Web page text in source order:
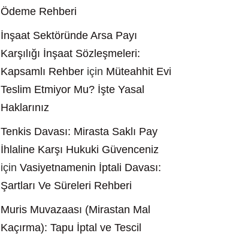
Ödeme Rehberi
İnşaat Sektöründe Arsa Payı
Karşılığı İnşaat Sözleşmeleri:
Kapsamlı Rehber için Müteahhit Evi
Teslim Etmiyor Mu? İşte Yasal
Haklarınız
Tenkis Davası: Mirasta Saklı Pay
İhlaline Karşı Hukuki Güvenceniz
için Vasiyetnamenin İptali Davası:
Şartları Ve Süreleri Rehberi
Muris Muvazaası (Mirastan Mal
Kaçırma): Tapu İptal ve Tescil